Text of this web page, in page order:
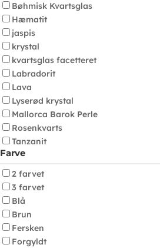
Bøhmisk Kvartsglas
Hæmatit
jaspis
krystal
kvartsglas facetteret
Labradorit
Lava
Lyserød krystal
Mallorca Barok Perle
Rosenkvarts
Tanzanit
Farve
2 farvet
3 farvet
Blå
Brun
Fersken
Forgyldt